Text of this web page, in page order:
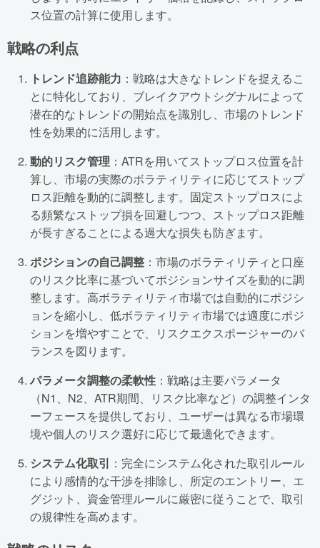
ス位置の計算に使用します。
戦略の利点
トレンド追跡能力 ：戦略は大きなトレンドを捉えるこ
とに特化しており、ブレイクアウトシグナルによって
潜在的なトレンドの開始点を識別し、市場のトレンド
性を効果的に活用します。
動的リスク管理 ：ATRを用いてストップロス位置を計
算し、市場の実際のボラティリティに応じてストップ
ロス距離を動的に調整します。固定ストップロスによ
る頻繁なストップ損を回避しつつ、ストップロス距離
が長すぎることによる過大な損失も防ぎます。
ポジションの自己調整 ：市場のボラティリティと口座
のリスク比率に基づいてポジションサイズを動的に調
整します。高ボラティリティ市場では自動的にポジシ
ョンを縮小し、低ボラティリティ市場では適度にポジ
ションを増やすことで、リスクエクスポージャーのバ
ランスを図ります。
パラメータ調整の柔軟性 ：戦略は主要パラメータ
（N1、N2、ATR期間、リスク比率など）の調整インタ
ーフェースを提供しており、ユーザーは異なる市場環
境や個人のリスク選好に応じて最適化できます。
システム化取引 ：完全にシステム化された取引ルール
により感情的な干渉を排除し、所定のエントリー、エ
グジット、資金管理ルールに厳密に従うことで、取引
の規律性を高めます。